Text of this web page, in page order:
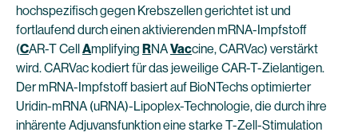
hochspezifisch gegen Krebszellen gerichtet ist und
fortlaufend durch einen aktivierenden mRNA-Impfstoff
(CAR-T CellAmplifying RNAVaccine, CARVac) verstärkt
wird. CARVac kodiert für das jeweilige CAR-T-Zielantigen.
Der mRNA-Impfstoff basiert auf BioNTechs optimierter
Uridin-mRNA (uRNA)-Lipoplex-Technologie, die durch ihre
inhärente Adjuvansfunktion eine starke T-Zell-Stimulation